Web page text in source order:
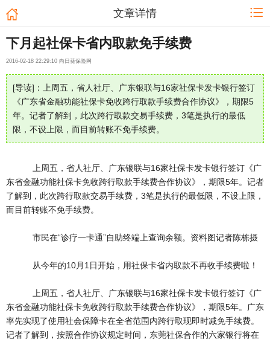
文章详情
下月起社保卡省内取款免手续费
2016-02-18 22:29:10 向日葵保险网
[导读]：上周五，省人社厅、广东银联与16家社保卡发卡银行签订
《广东省金融功能社保卡免收跨行取款手续费合作协议》，期限5
年。记者了解到，此次跨行取款交易手续费，3笔是执行的最低
限，不设上限，而目前转账不免手续费。
上周五，省人社厅、广东银联与16家社保卡发卡银行签订《广
东省金融功能社保卡免收跨行取款手续费合作协议》，期限5年。记者
了解到，此次跨行取款交易手续费，3笔是执行的最低限，不设上限，
而目前转账不免手续费。
市民在“诊疗一卡通”自助终端上查询余额。资料图记者陈栋摄
从今年的10月1日开始，用社保卡省内取款不再收手续费啦！
上周五，省人社厅、广东银联与16家社保卡发卡银行签订《广
东省金融功能社保卡免收跨行取款手续费合作协议》，期限5年。广东
率先实现了使用社会保障卡在全省范围内跨行取现即时减免手续费。
记者了解到，按照合作协议规定时间，东莞社保合作的六家银行将在